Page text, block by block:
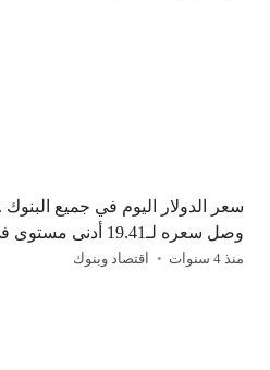
سعر الدولار اليوم في جميع
وصل سعره لـ19.41 أدنى مستوى في 6 سنوات
منذ 4 سنوات اقتصاد وبنوك